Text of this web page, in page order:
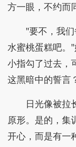
方一眼，不约而
"要不，我
水蜜桃蛋糕吧。
小指勾了过去，
这黑暗中的誓言
日光像被拉
原形。是的，集
开心，而是有一